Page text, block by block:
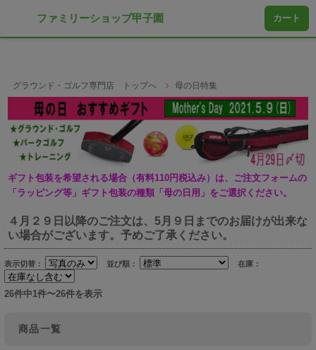
グラウンド・ゴルフ専門店 トップへ 母の日特集
ギフト包装を希望される場合（有料110円税込み）は、ご注文フォームの
「ラッピング等」ギフト包装の種類「母の日用」をご選択ください。
４月２９日以降のご注文は、5月９日までのお届けが出来な
い場合がございます。予めご了承ください。
表示切替： 並び順： 在庫：
26件中1件〜26件を表示
商品一覧
ファミリーショップ甲子園 カート